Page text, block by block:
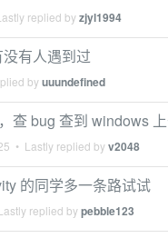
replied byzjyl1994
有人遇到过
byuuundefined
查 bug 查到 windows
• Lastly replied byv2048
的同学多一条路试试
replied bypebble123